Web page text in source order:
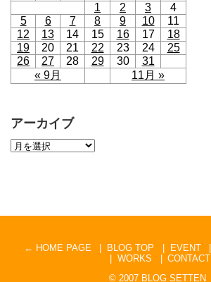
« 9月 11月 »
1 2 3
4
5
6 7 8 9 10
11
12
13 14 15 16 17
18
19
20 21 22 23 24
25
26
27 28 29 30 31
アーカイブ
← HOME PAGE BLOG TOP EVENT
WORKS
CONTACT
© 2007 BLOG SETTEN